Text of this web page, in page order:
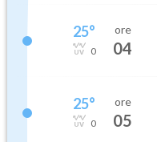
25°
0
ore
04
25°
0
ore
05